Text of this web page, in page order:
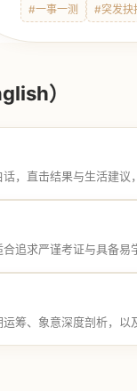
#一事一测 #突发抉
）
，直击结果与生活建议
追求严谨考证与具备易
筹、象意深度剖析，以